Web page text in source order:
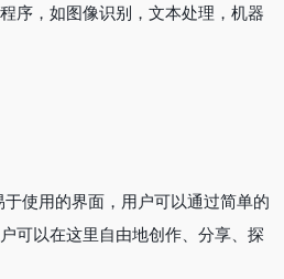
序，如图像识别，文本处理，机器
使用的界面，用户可以通过简单的
可以在这里自由地创作、分享、探